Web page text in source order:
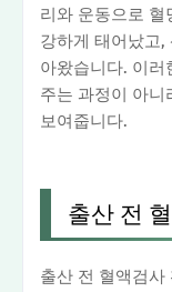
리와 운동으로 혈
강하게 태어났고,
아왔습니다. 이러
주는 과정이 아니
보여줍니다.
출산 전
출산 전 혈액검사